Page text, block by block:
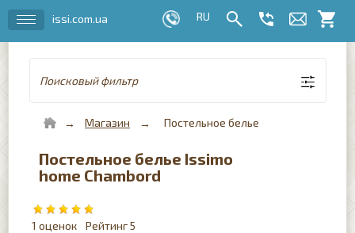
issi.com.ua
Поисковый фильтр
Магазин Постельное белье
Постельное белье Issimo
home Chambord
1 5